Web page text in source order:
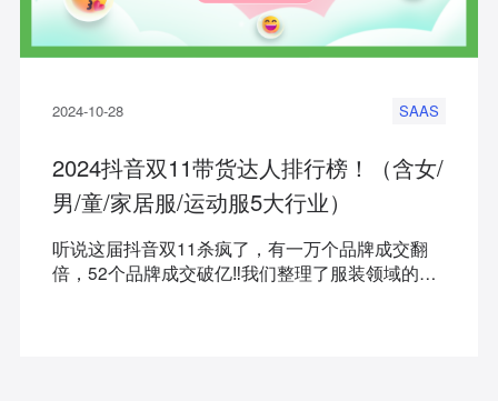
2024-10-28 SAAS
2024抖音双11带货达人排行榜！（含女/
男/童/家居服/运动服5大行业）
听说这届抖音双11杀疯了，有一万个品牌成交翻
倍，52个品牌成交破亿‼️我们整理了服装领域的带